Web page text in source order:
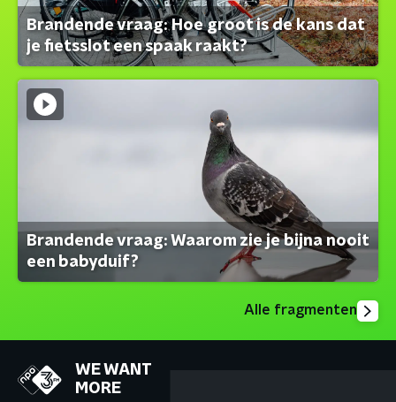
Brandende vraag: Hoe groot is de kans dat
je fietsslot een spaak raakt?
Brandende vraag: Waarom zie je bijna nooit
een babyduif?
Alle fragmenten
WE WANT
MORE